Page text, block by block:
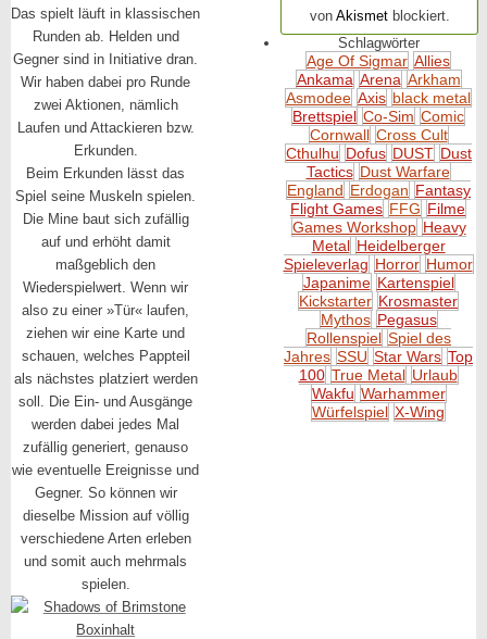
Das spielt läuft in klassischen
Runden ab. Helden und
Gegner sind in Initiative dran.
Wir haben dabei pro Runde
zwei Aktionen, nämlich
Laufen und Attackieren bzw.
Erkunden.
Beim Erkunden lässt das
Spiel seine Muskeln spielen.
Die Mine baut sich zufällig
auf und erhöht damit
maßgeblich den
Wiederspielwert. Wenn wir
also zu einer »Tür« laufen,
ziehen wir eine Karte und
schauen, welches Pappteil
als nächstes platziert werden
soll. Die Ein- und Ausgänge
werden dabei jedes Mal
zufällig generiert, genauso
wie eventuelle Ereignisse und
Gegner. So können wir
dieselbe Mission auf völlig
verschiedene Arten erleben
und somit auch mehrmals
spielen.
von Akismetblockiert.
Schlagwörter
Age Of Sigmar Allies
Ankama Arena Arkham
Asmodee Axis black metal
Brettspiel Co-Sim Comic
Cornwall Cross Cult
Cthulhu Dofus DUST Dust
Tactics Dust Warfare
England Erdogan Fantasy
Flight Games FFG Filme
Games Workshop Heavy
Metal Heidelberger
Spieleverlag Horror Humor
Japanime Kartenspiel
Kickstarter Krosmaster
Mythos Pegasus
Rollenspiel Spiel des
Jahres SSU Star Wars Top
100 True Metal Urlaub
Wakfu Warhammer
Würfelspiel X-Wing